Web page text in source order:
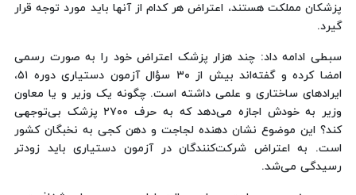
پزشکان مملکت هستند، اعتراض هر کدام از آنها باید مورد توجه قرار
گیرد.
سبطی ادامه داد: چند هزار پزشک اعتراض خود را به صورت رسمی
امضا کرده و گفته‌اند بیش از ۳۰ سؤال آزمون دستیاری دوره ۵۱،
ایرادهای ساختاری و علمی داشته است. چگونه یک وزیر و یا معاون
وزیر به خودش اجازه می‌دهد که به حرف ۲۷۰۰ پزشک بی‌توجهی
کند؟ این موضوع نشان دهنده‌ لجاجت و دهن کجی به نخبگان کشور
است. به اعتراض شرکت‌کنندگان در آزمون دستیاری باید زودتر
رسیدگی می‌شد.